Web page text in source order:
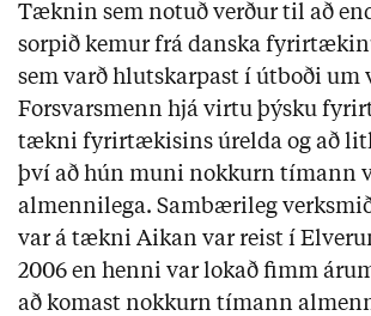
Tæknin sem notuð verður til að
sorpið kemur frá danska
sem varð hlutskarpast í útboði um
Forsvarsmenn hjá virtu þýsku
tækni fyrirtækisins úrelda og að
því að hún muni nokkurn tímann
almennilega. Sambærileg
var á tækni Aikan var reist í
2006 en henni var lokað fimm
að komast nokkurn tímann